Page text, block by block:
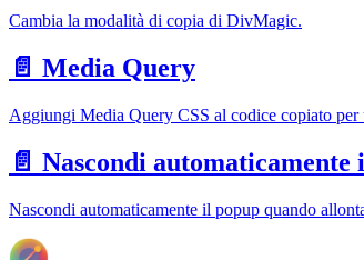
Cambia la modalità di copia di DivMagic.
📄️ Media Query
Aggiungi Media Query CSS al codice copiato per
📄️ Nascondi automaticamente
Nascondi automaticamente il popup quando